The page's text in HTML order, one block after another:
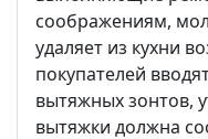
соображениям,
удаляет из кухни
покупателей
вытяжных зонтов,
вытяжки должна